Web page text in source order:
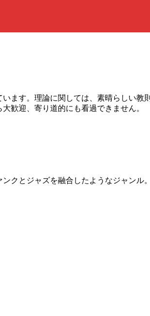
ます。理論に関しては、素晴らしい
歓迎、寄り道的にも看過できません。
とジャズを融合したようなジャンル